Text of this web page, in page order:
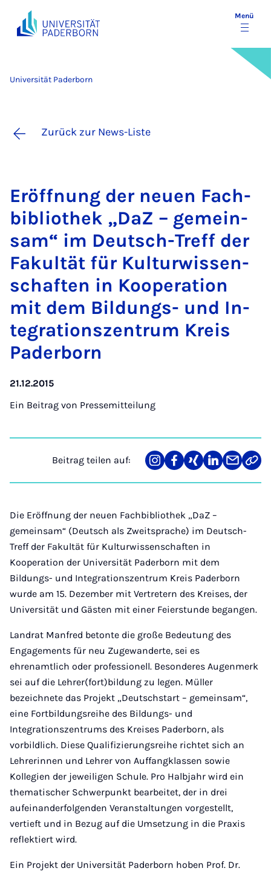
Menü
Universität Paderborn
Zurück zur News-Liste
Er­öff­nung der neu­en Fach­
bi­blio­thek „DaZ – ge­mein­
sam“ im Deutsch-Treff der
Fa­kul­tät für Kul­tur­wis­sen­
schaf­ten in Ko­ope­ra­ti­on
mit dem Bil­dungs- und In­
te­gra­ti­ons­zen­trum Kreis
Pa­der­born
21.12.2015
Ein Beitrag von Pressemitteilung
Beitrag teilen auf:
Teilen
auf
Teilen
auf
Teilen
auf
Teilen
auf
Teilen
über
Link
Die Eröffnung der neuen Fachbibliothek „DaZ –
gemeinsam“ (Deutsch als Zweitsprache) im Deutsch-
Treff der Fakultät für Kulturwissenschaften in
Kooperation der Universität Paderborn mit dem
Bildungs- und Integrationszentrum Kreis Paderborn
wurde am 15. Dezember mit Vertretern des Kreises, der
Universität und Gästen mit einer Feierstunde begangen.
Landrat Manfred betonte die große Bedeutung des
Engagements für neu Zugewanderte, sei es
ehrenamtlich oder professionell. Besonderes Augenmerk
sei auf die Lehrer(fort)bildung zu legen. Müller
bezeichnete das Projekt „Deutschstart – gemeinsam“,
eine Fortbildungsreihe des Bildungs- und
Integrationszentrums des Kreises Paderborn, als
vorbildlich. Diese Qualifizierungsreihe richtet sich an
Lehrerinnen und Lehrer von Auffangklassen sowie
Kollegien der jeweiligen Schule. Pro Halbjahr wird ein
thematischer Schwerpunkt bearbeitet, der in drei
aufeinanderfolgenden Veranstaltungen vorgestellt,
vertieft und in Bezug auf die Umsetzung in die Praxis
reflektiert wird.
Ein Projekt der Universität Paderborn hoben Prof. Dr.